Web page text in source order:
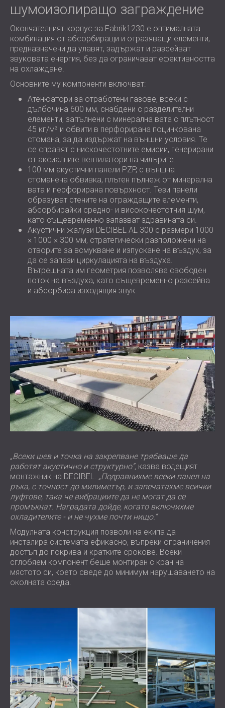
шумоизолиращо заграждение
Окончателният корпус за Fabrik1230 е оптималната
комбинация от абсорбиращи и отразяващи елементи,
предназначени да улавят, задържат и разсейват
звуковата енергия, без да ограничават ефективността
на охлаждане.
Основните му компоненти включват:
Атенюатори за отработени газове, всеки с
дълбочина 600 мм, снабдени с разделителни
елементи, запълнени с минерална вата с плътност
45 кг/м³ и обвити в перфорирана поцинкована
стомана, за да издържат на външни условия. Те
се справят с нискочестотните емисии, генерирани
от аксиалните вентилатори на чилърите.
100 мм акустични панели PZP, с външна
стоманена обвивка, плътен пълнеж от минерална
вата и перфорирана повърхност. Тези панели
образуват стените на ограждащите елементи,
абсорбирайки средно- и високочестотния шум,
като същевременно запазват здравината си.
Акустични жалузи DECIBEL AL 300 с размери 1000
× 1000 × 300 мм, стратегически разположени на
отворите за всмукване и изпускане на въздух, за
да се запази циркулацията на въздуха.
Вътрешната им геометрия позволява свободен
поток на въздуха, като същевременно разсейва
и абсорбира изходящия звук.
„Всеки шев и точка на закрепване трябваше да
работят акустично и структурно“, казва водещият
монтажник на DECIBEL. „Подравнихме всеки панел на
ръка, с точност до милиметър, и запечатахме всички
луфтове, така че вибрациите да не могат да се
промъкнат. Наградата дойде, когато включихме
охладителите - и не чухме почти нищо.“
Модулната конструкция позволи на екипа да
инсталира системата ефикасно, въпреки ограничения
достъп до покрива и кратките срокове. Всеки
сглобяем компонент беше монтиран с кран на
мястото си, което сведе до минимум нарушаването на
околната среда.